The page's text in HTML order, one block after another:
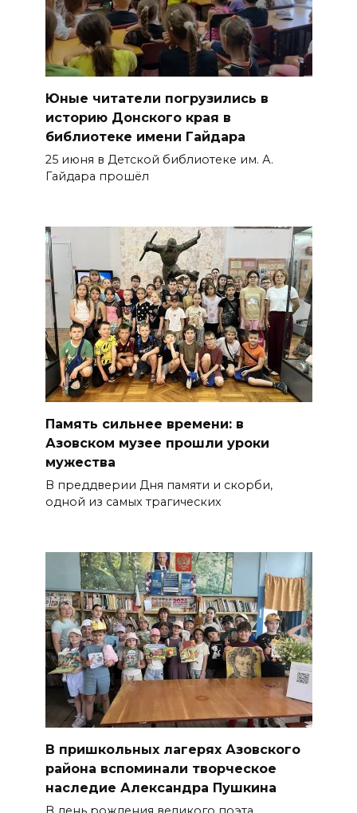
Юные читатели погрузились в
историю Донского края в
библиотеке имени Гайдара
25 июня в Детской библиотеке им. А.
Гайдара прошёл
Память сильнее времени: в
Азовском музее прошли уроки
мужества
В преддверии Дня памяти и скорби,
одной из самых трагических
В пришкольных лагерях Азовского
района вспоминали творческое
наследие Александра Пушкина